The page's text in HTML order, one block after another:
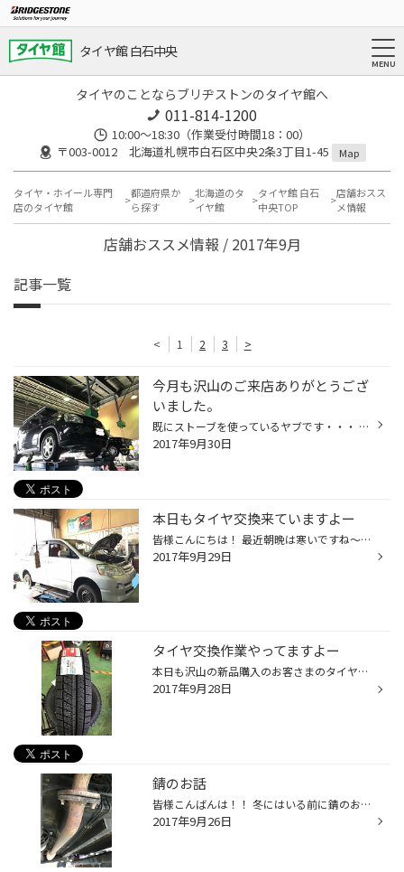
タイヤ館 白石中央
タイヤのことならブリヂストンのタイヤ館へ
011-814-1200
10:00～18:30（作業受付時間18：00）
〒003-0012 北海道札幌市白石区中央2条3丁目1-45
Map
タイヤ・ホイール専門
店のタイヤ館
都道府県か
ら探す
北海道のタ
イヤ館
タイヤ館 白石
中央TOP
店舗おスス
メ情報
店舗おススメ情報 / 2017年9月
記事一覧
< 1 2 3 >
今月も沢山のご来店ありがとうござ
いました。
既にストーブを使っているヤブです・・・ 9月も沢山のご来店ありがとうございました。(^^♪ 本日もタイヤ交換のお客様が沢山ご来店 頂きました(^^♪ ジェミニ様 大切に乗られててカッコイイですね♬ 写真が追い付かず・・・ スタッドレスのお見積もりだけでも大歓迎です！！ お車の下廻りのサビ止めも...
2017年9月30日
本日もタイヤ交換来ていますよー
皆様こんにちは！ 最近朝晩は寒いですね～～ もうそろそろストーブを出そうかなと考えてるくまがいでした さて昨日に引き続きタイヤ交換のお客様が来店されています！！ ノアのお客様でした～ 今日もタイヤ交換のご予約の電話を沢山いただいたので 早めにご予約いただかないとタイヤを取り付けるの...
2017年9月29日
タイヤ交換作業やってますよー
本日も沢山の新品購入のお客さまのタイヤ交換で元気に作業していますよ～ まだ早いなんて思う方逆ですよ！タイヤは慣らしで一皮剥いたほうが 性能が１００％セント発揮されるんですよ、本日のお客さまもひと月６００ｋｍ位しか 乗られないお客様でしたので本番の時期を考えての作業でした、 皆様も...
2017年9月28日
錆のお話
皆様こんばんは！！ 冬にはいる前に錆のお話です。 北海道の冬は融雪剤が沢山撒かれているのはご存知でしょうか？ 融雪剤や、潮風はお車の下廻りの天敵です！ それらを浴びてしまうとどんどんどんどん錆びてしまいます・・・ こんなふうに徐々に錆びてしまい最終的には マフラーが落ちてしまいます...
2017年9月26日